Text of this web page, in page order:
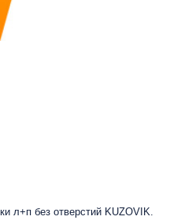
л+п без отверстий KUZOVIK.